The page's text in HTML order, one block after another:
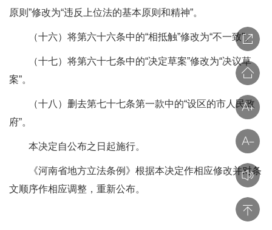
原则”修改为“违反上位法的基本原则和精神”。
（十六）将第六十六条中的“相抵触”修改为“不一致”。
（十七）将第六十七条中的“决定草案”修改为“决议草
案”。
（十八）删去第七十七条第一款中的“设区的市人民政
府”。
本决定自公布之日起施行。
《河南省地方立法条例》根据本决定作相应修改并对条
文顺序作相应调整，重新公布。